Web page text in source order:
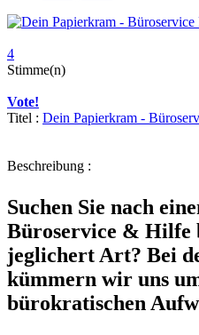
4
Stimme(n)
Vote!
Titel : Dein Papierkram -
Beschreibung :
Suchen Sie nach
Büroservice & Hilfe
jeglichert Art? Bei
kümmern wir uns
bürokratischen